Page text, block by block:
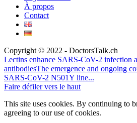
À propos
Contact
Copyright © 2022 - DoctorsTalk.ch
Lectins enhance SARS-CoV-2 infection
antibodiesThe emergence and ongoing
SARS-CoV-2 N501Y line...
Faire défiler vers le haut
This site uses cookies. By continuing to
agreeing to our use of cookies.